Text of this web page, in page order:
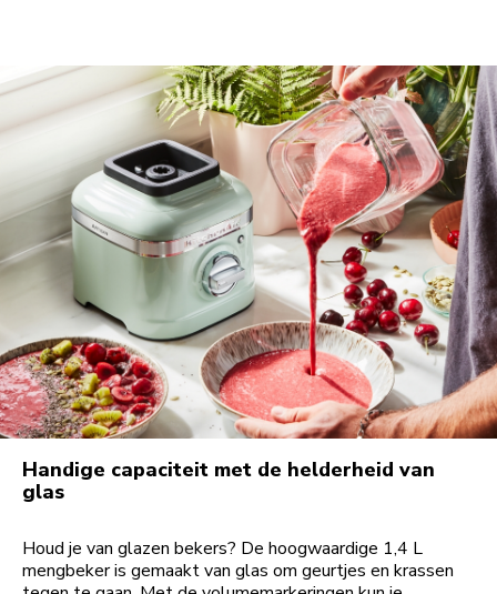
Handige capaciteit met de helderheid van
glas
Houd je van glazen bekers? De hoogwaardige 1,4 L
mengbeker is gemaakt van glas om geurtjes en krassen